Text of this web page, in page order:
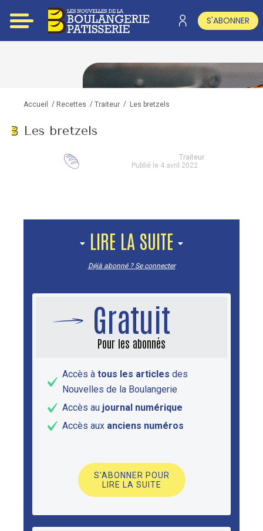
S'ABONNER
Accueil / Recettes / Traiteur / Les bretzels
Les bretzels
Traiteur
Publié le 4 avril 2022
LIRE LA SUITE
Déjà abonné ? Se connecter
Gratuit
Pour les abonnés
Accès à tous les articles des
Nouvelles de la Boulangerie
Accès au journal numérique
Accès aux anciens numéros
S'ABONNER POUR
LIRE LA SUITE